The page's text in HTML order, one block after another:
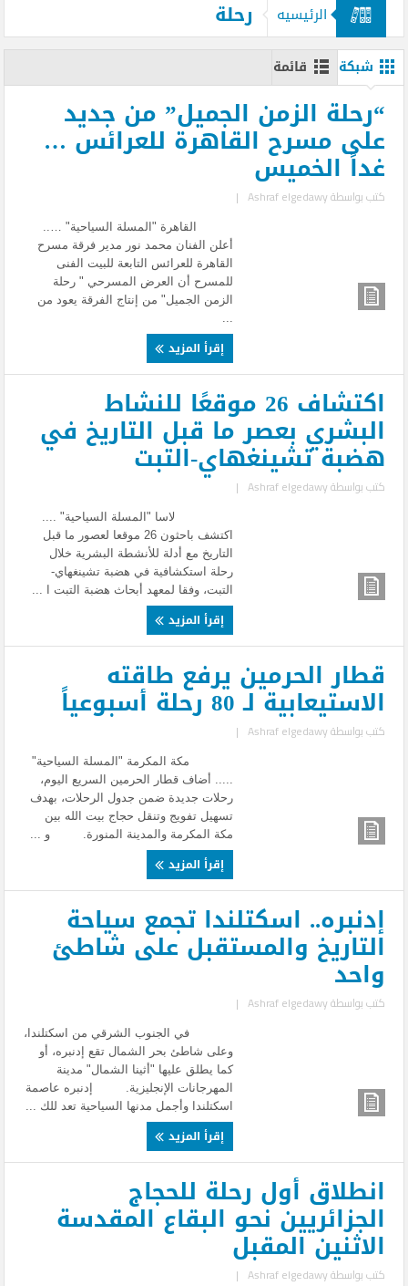
الرئيسيه رحلة
شبكة قائمة
“رحلة الزمن الجميل” من جديد
على مسرح القاهرة للعرائس …
غداً الخميس
كتب بواسطةAshraf elgedawy
|
القاهرة "المسلة السياحية" …..
أعلن الفنان محمد نور مدير فرقة مسرح
القاهرة للعرائس التابعة للبيت الفنى
للمسرح أن العرض المسرحي " رحلة
الزمن الجميل" من إنتاج الفرقة يعود من
إقرأ المزيد
اكتشاف 26 موقعًا للنشاط
البشري بعصر ما قبل التاريخ في
هضبة تشينغهاي-التبت
كتب بواسطةAshraf elgedawy
|
لاسا "المسلة السياحية" ....
اكتشف باحثون 26 موقعا لعصور ما قبل
التاريخ مع أدلة للأنشطة البشرية خلال
رحلة استكشافية في هضبة تشينغهاي-
التبت، وفقا لمعهد أبحاث هضبة التبت ا ...
إقرأ المزيد
قطار الحرمين يرفع طاقته
الاستيعابية لـ 80 رحلة أسبوعياً
كتب بواسطةAshraf elgedawy
|
مكة المكرمة "المسلة السياحية"
..... أضاف قطار الحرمين السريع اليوم،
رحلات جديدة ضمن جدول الرحلات، بهدف
تسهيل تفويج وتنقل حجاج بيت الله بين
مكة المكرمة والمدينة المنورة. و ...
إقرأ المزيد
إدنبره.. اسكتلندا تجمع سياحة
التاريخ والمستقبل على شاطئ
واحد
كتب بواسطةAshraf elgedawy
|
في الجنوب الشرقي من اسكتلندا،
وعلى شاطئ بحر الشمال تقع إدنبره، أو
كما يطلق عليها "أثينا الشمال" مدينة
المهرجانات الإنجليزية. إدنبره عاصمة
اسكتلندا وأجمل مدنها السياحية تعد للك ...
إقرأ المزيد
انطلاق أول رحلة للحجاج
الجزائريين نحو البقاع المقدسة
الاثنين المقبل
كتب بواسطةAshraf elgedawy
|